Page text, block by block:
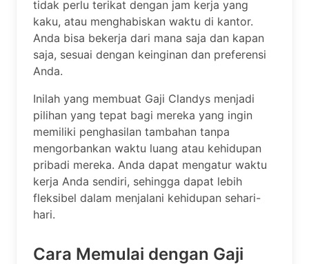
tidak perlu terikat dengan jam kerja yang
kaku, atau menghabiskan waktu di kantor.
Anda bisa bekerja dari mana saja dan kapan
saja, sesuai dengan keinginan dan preferensi
Anda.
Inilah yang membuat Gaji Clandys menjadi
pilihan yang tepat bagi mereka yang ingin
memiliki penghasilan tambahan tanpa
mengorbankan waktu luang atau kehidupan
pribadi mereka. Anda dapat mengatur waktu
kerja Anda sendiri, sehingga dapat lebih
fleksibel dalam menjalani kehidupan sehari-
hari.
Cara Memulai dengan Gaji